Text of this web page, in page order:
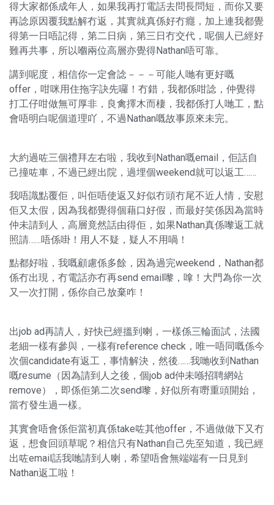
得大家都係成年人，如果我再打電話去問長問短，而你又要
再諗原因覆我點解冇返，其實就真係好冇癮，加上連我都覺
得第一日唔記得，第二日病，第三日冇交代，呢個人已經好
難再共事，所以嗰兩位高層亦覺得Nathan唔可靠。
講到呢度，相信你一定會諗－－－可能人哋有更好嘅
offer，咁咪用住拖字訣先囉！冇錯，我都係咁諗，仲覺得
打工仔咁做無可厚非，良禽擇木而棲，我都係打人哋工，點
會唔明白呢個道理吖，不過Nathan嘅故事原來未完。
大約過咗三個禮拜左右啦，我收到Nathan嘅email，佢話自
己撞咗車，不過已經出院，過埋個weekend就可以返工……
我唔識點覆佢，叫佢唔使返又好似冇頭冇尾不近人情，安慰
佢又太假，因為我都覺得個藉口好假，而最好笑係因為當時
仲未請到人，高層竟然話由得佢，如果Nathan真係嚟返工就
照請……唔係啩！用人不疑，疑人不用喎！
點都好啦，我嘅顧慮係多餘，因為過完weekend，Nathan都
係冇出現，冇電話亦冇再send email嚟，嗱！大門為你一次
又一次打開，係你自己放棄咋！
出job ad再請人，好快已經搵到喇，一樣係三輪面試，法國
老細一樣有參與，一樣有reference check，唯一唔同嘅係今
次個candidate有返工，事情解決，然後……我哋收到Nathan
嘅resume（因為請到人之後，個job ad仲未喺招聘網站
remove），即係佢第二次send嚟，好似所有嘢重頭開始，
當冇發生過一樣。
其實會唔會係佢當初真係take咗其他offer，不過做做下又冇
返，想食回頭草呢？相信只有Nathan自己先至知道，我已經
出咗email話我哋請到人喇，希望唔會無端端有一日見到
Nathan返工啦！